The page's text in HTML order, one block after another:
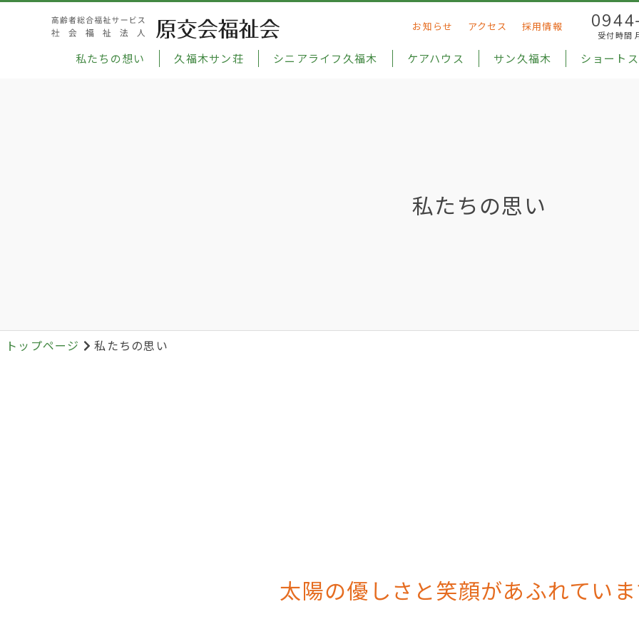
お知らせ アクセス 採用情報
受付時間
私たちの想い 久福木サン荘 シニアライフ久福木 ケアハウス サン久福木 ショート
私たちの思い
トップページ 私たちの思い
太陽の優しさと笑顔があふれてい